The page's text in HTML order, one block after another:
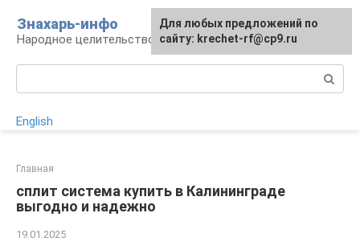
контенту
Знахарь-инфо
Народное целительство: рецепты и методы
English
Главная
сплит система купить в Калининграде
выгодно и надежно
19.01.2025
Для любых предложений по
сайту: krechet-rf@cp9.ru